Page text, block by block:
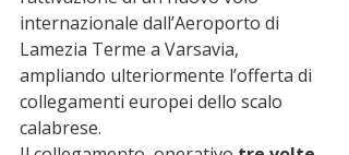
internazionale dall’Aeroporto di
Lamezia Terme a Varsavia,
ampliando ulteriormente l’offerta di
collegamenti europei dello scalo
calabrese.